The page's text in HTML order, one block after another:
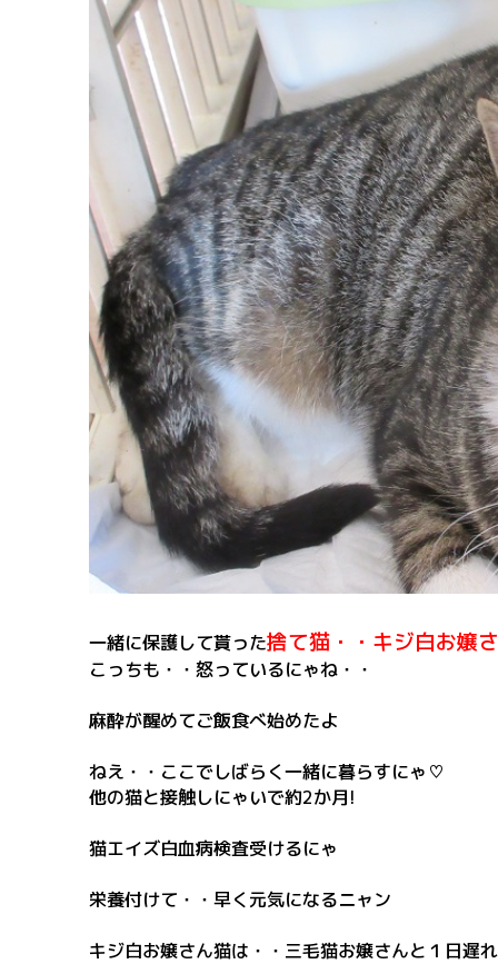
一緒に保護して貰った捨て猫・・キジ白お嬢
こっちも・・怒っているにゃね・・
麻酔が醒めてご飯食べ始めたよ
ねえ・・ここでしばらく一緒に暮らすにゃ♡
他の猫と接触しにゃいで約2か月!
猫エイズ白血病検査受けるにゃ
栄養付けて・・早く元気になるニャン
キジ白お嬢さん猫は・・三毛猫お嬢さんと１日遅